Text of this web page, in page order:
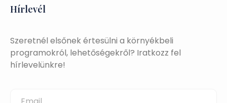
Hírlevél
Szeretnél elsőnek értesülni a környékbeli
programokról, lehetőségekről? Iratkozz fel
hírlevelünkre!